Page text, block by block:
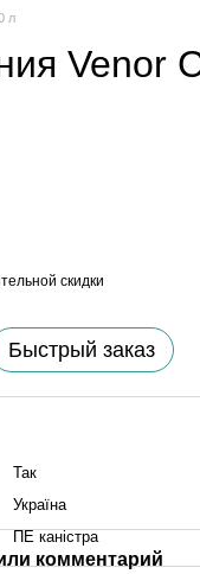
л
Venor
скидки
Быстрый заказ
Так
Україна
ПE каністра
комментарий